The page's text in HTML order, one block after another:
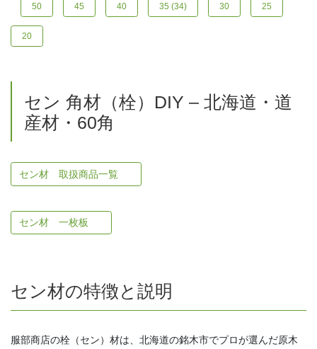
50 45 40 35 (34) 30 25
20
セン 角材（栓）DIY – 北海道・道
産材・60角
セン材 取扱商品一覧
セン材 一枚板
セン材の特徴と説明
服部商店の栓（セン）材は、北海道の銘木市でプロが選んだ原木